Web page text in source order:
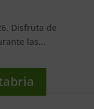
Disfruta de
las...